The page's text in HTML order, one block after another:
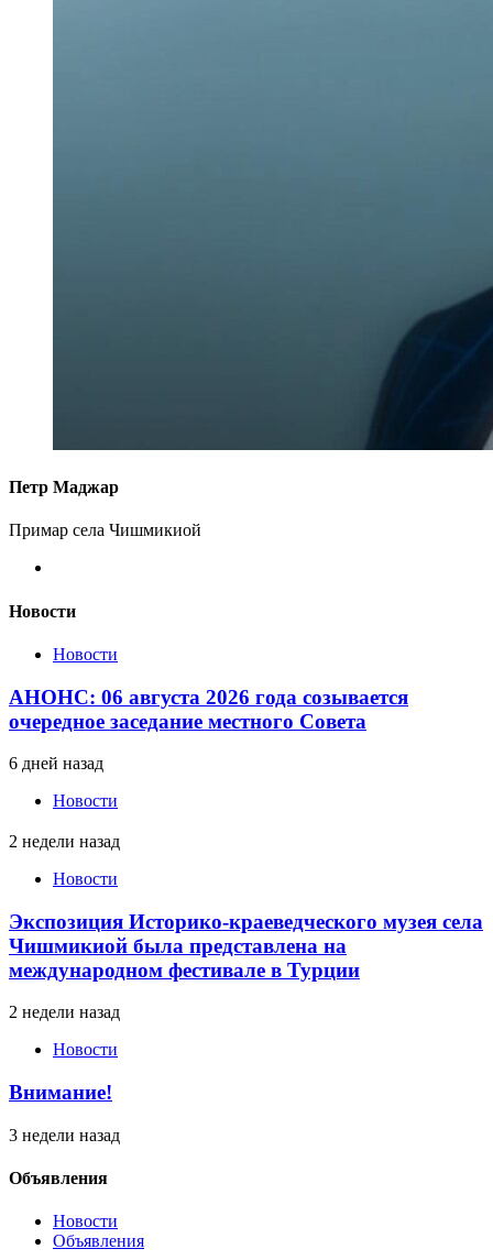
Петр Маджар
Примар села Чишмикиой
Новости
Новости
АНОНС: 06 августа 2026 года созывается
очередное заседание местного Совета
6 дней назад
Новости
2 недели назад
Новости
Экспозиция Историко-краеведческого музея села
Чишмикиой была представлена на
международном фестивале в Турции
2 недели назад
Новости
Внимание!
3 недели назад
Объявления
Новости
Объявления